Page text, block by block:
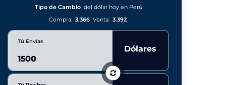
Tipo de Cambio del dólar hoy en Perú
Compra: 3.366 Venta: 3.392
Tú Envías
Dólares